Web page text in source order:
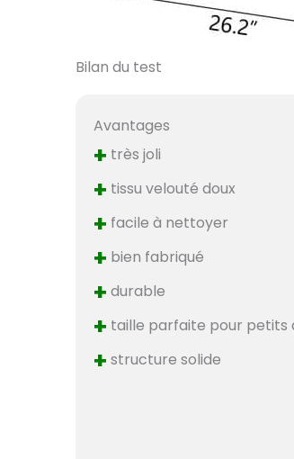
Bilan du test
Avantages
+ très joli
+ tissu velouté doux
+ facile à nettoyer
+ bien fabriqué
+ durable
+ taille parfaite pour petits
+ structure solide